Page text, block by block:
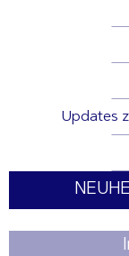
Updates